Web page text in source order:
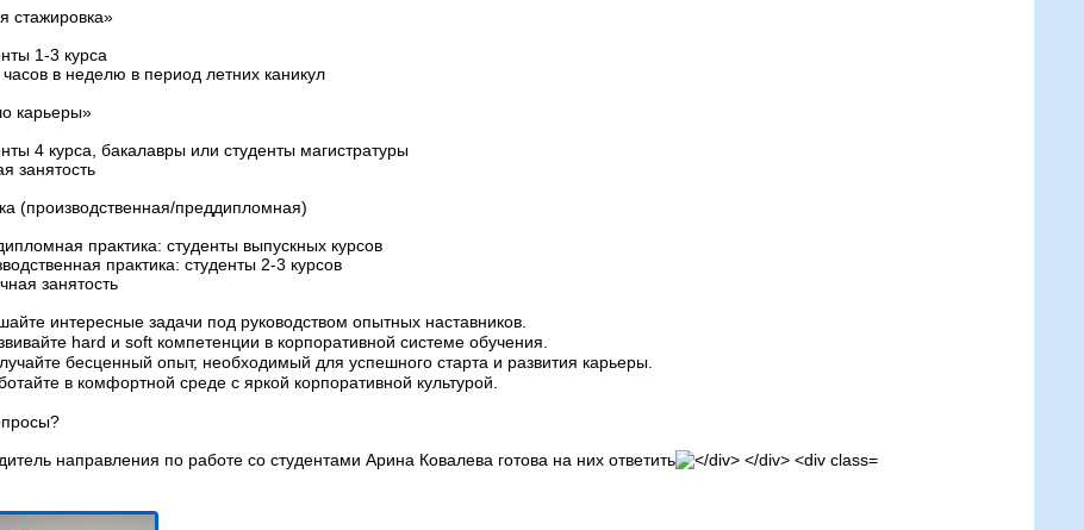
стажировка»
1-3 курса
в неделю в период летних каникул
карьеры»
4 курса, бакалавры или студенты магистратуры
занятость
(производственная/преддипломная)
практика: студенты выпускных курсов
практика: студенты 2-3 курсов
занятость
интересные задачи под руководством опытных наставников.
hard и soft компетенции в корпоративной системе обучения.
бесценный опыт, необходимый для успешного старта и развития карьеры.
в комфортной среде с яркой корпоративной культурой.
направления по работе со студентами Арина Ковалева готова на них ответить